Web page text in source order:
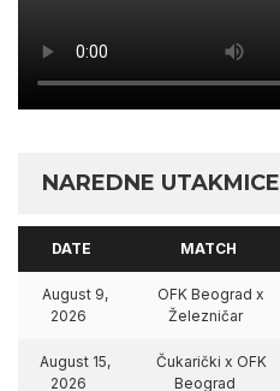
NAREDNE UTAKMICE
DATE MATCH
August 9,
2026
OFK Beograd x
Železničar
August 15,
2026
Čukarički x OFK
Beograd